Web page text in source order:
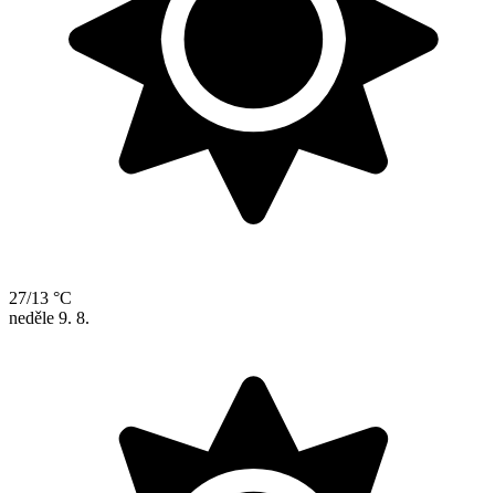
27/13 °C
neděle 9. 8.